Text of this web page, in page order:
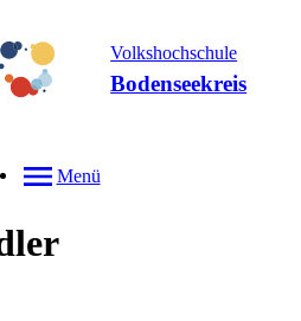
Volkshochschule
Bodenseekreis
Menü